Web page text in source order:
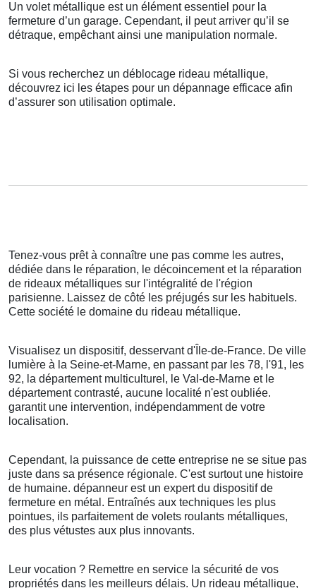
Un volet métallique est un élément essentiel pour la
fermeture d’un garage. Cependant, il peut arriver qu’il se
détraque, empêchant ainsi une manipulation normale.
Si vous recherchez un déblocage rideau métallique,
découvrez ici les étapes pour un dépannage efficace afin
d’assurer son utilisation optimale.
Tenez-vous prêt à connaître une pas comme les autres,
dédiée dans le réparation, le décoincement et la réparation
de rideaux métalliques sur l'intégralité de l'région
parisienne. Laissez de côté les préjugés sur les habituels.
Cette société le domaine du rideau métallique.
Visualisez un dispositif, desservant d'Île-de-France. De ville
lumière à la Seine-et-Marne, en passant par les 78, l'91, les
92, la département multiculturel, le Val-de-Marne et le
département contrasté, aucune localité n'est oubliée.
garantit une intervention, indépendamment de votre
localisation.
Cependant, la puissance de cette entreprise ne se situe pas
juste dans sa présence régionale. C'est surtout une histoire
de humaine. dépanneur est un expert du dispositif de
fermeture en métal. Entraînés aux techniques les plus
pointues, ils parfaitement de volets roulants métalliques,
des plus vétustes aux plus innovants.
Leur vocation ? Remettre en service la sécurité de vos
propriétés dans les meilleurs délais. Un rideau métallique,